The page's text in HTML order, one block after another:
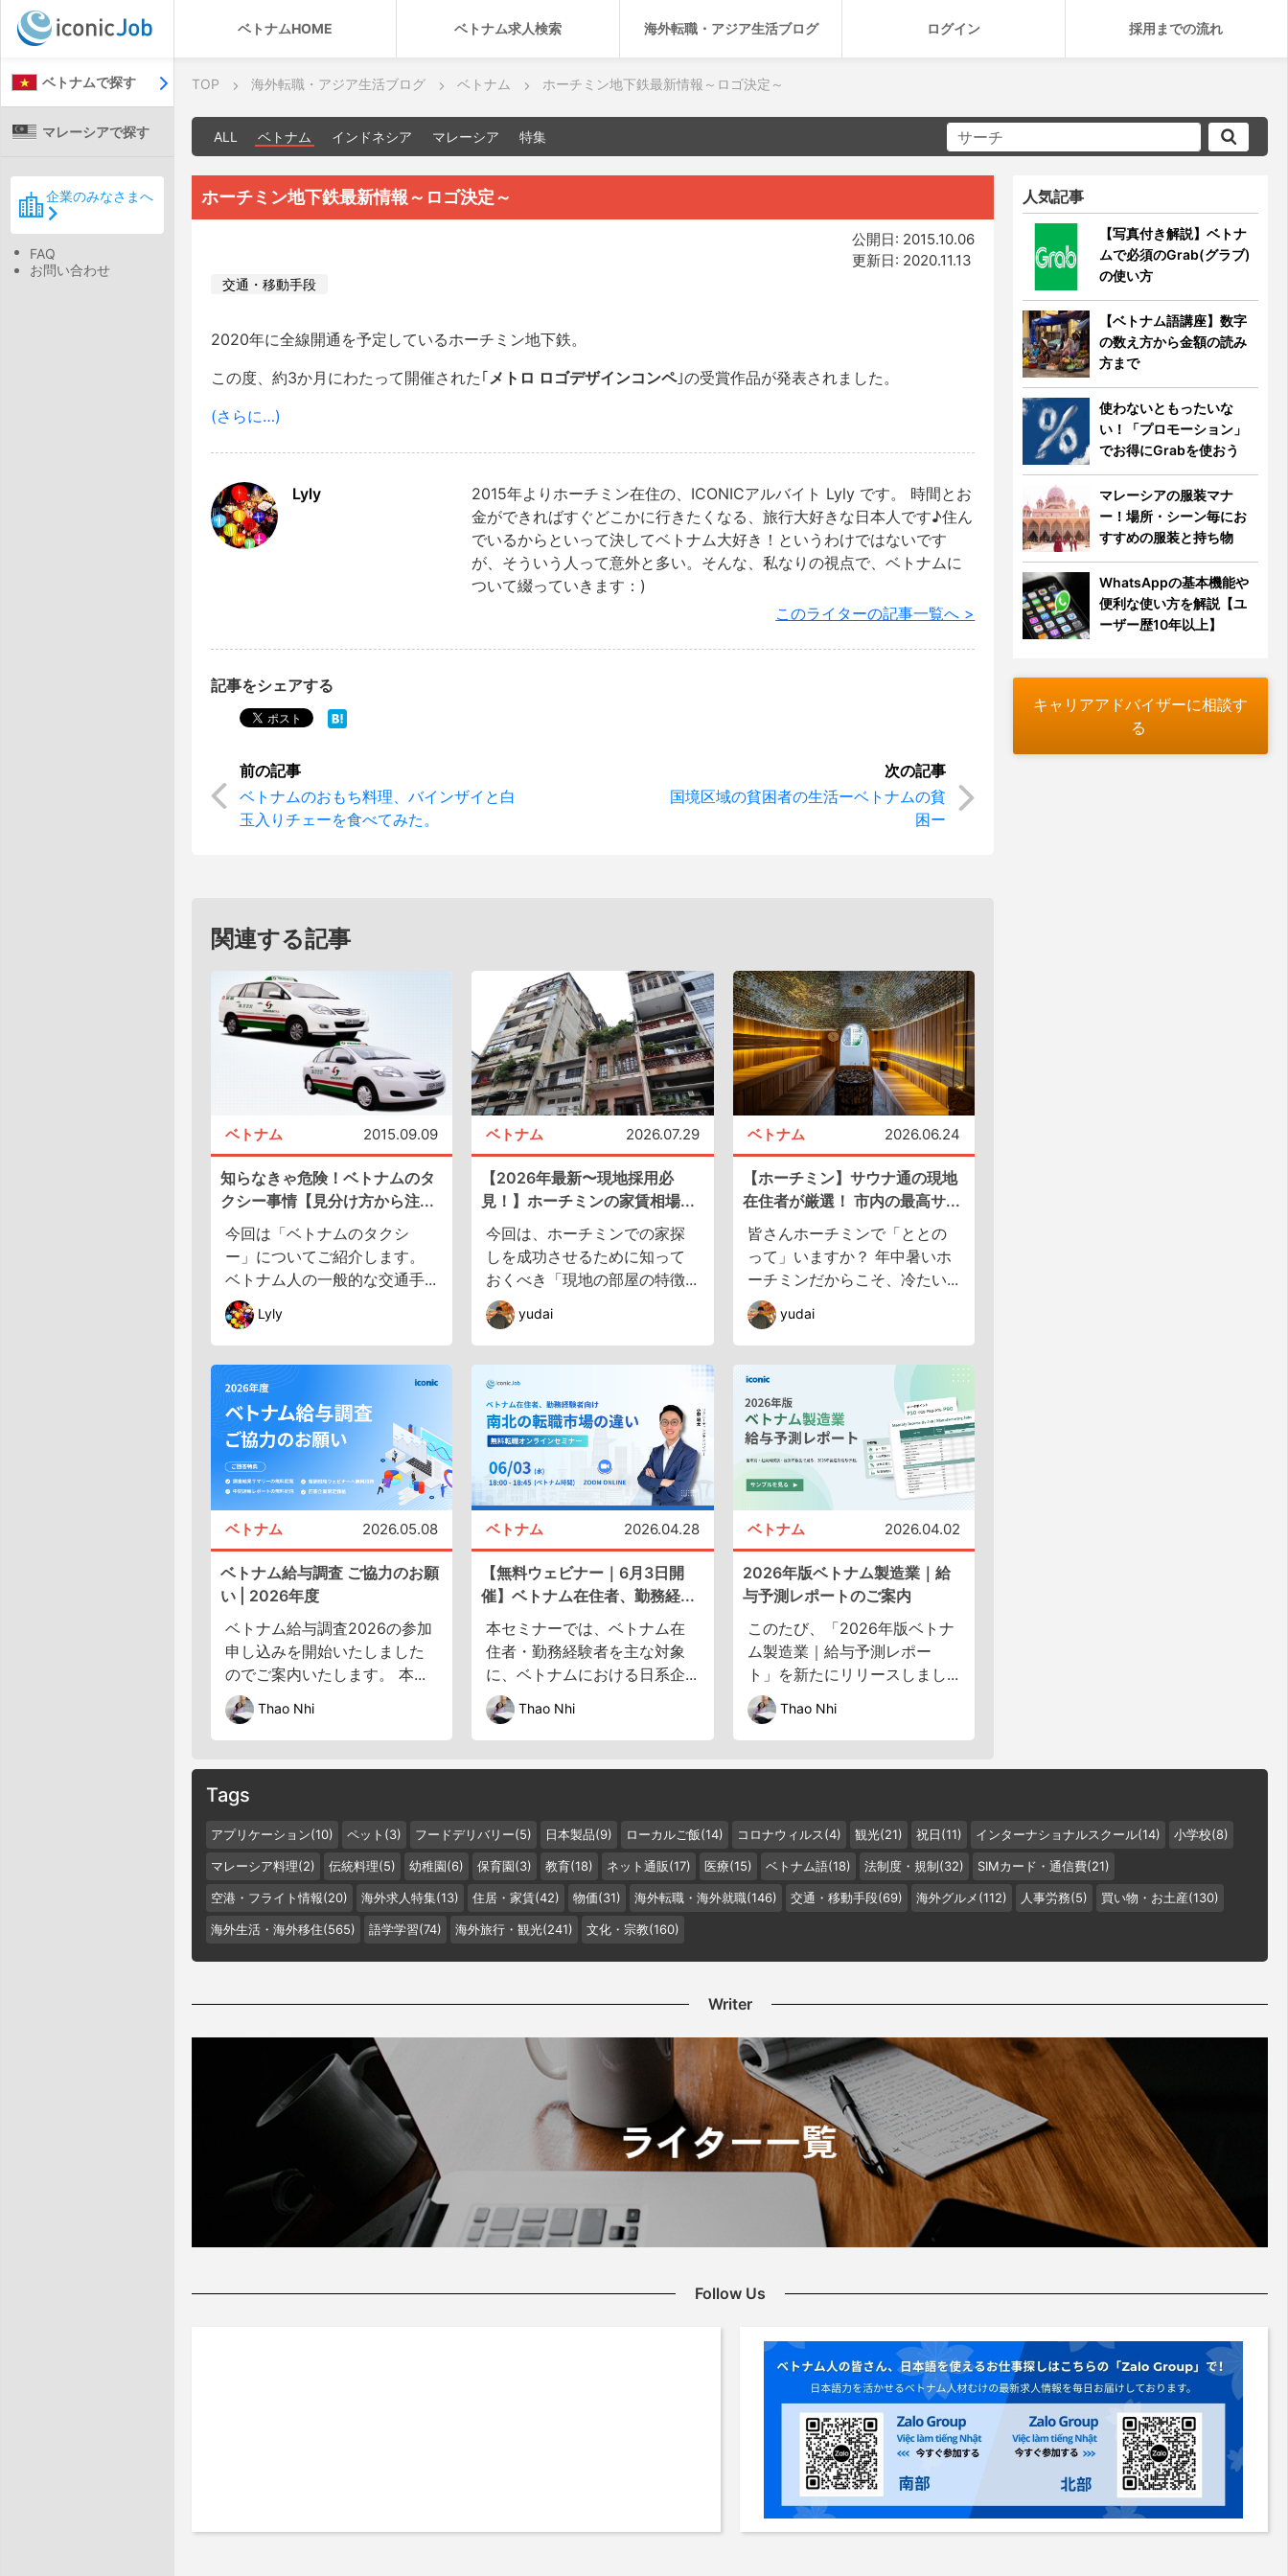
ベトナムHOME ベトナム求人検索 海外転職・アジア生活ブログ ログイン 採用までの流れ
ベトナムで探す
マレーシアで探す
企業のみなさまへ
FAQ
お問い合わせ
TOP 海外転職・アジア生活ブログ ベトナム ホーチミン地下鉄最新情報～ロゴ決定～
ALL ベトナム インドネシア マレーシア 特集
ホーチミン地下鉄最新情報～ロゴ決定～
公開日: 2015.10.06
更新日: 2020.11.13
交通・移動手段
2020年に全線開通を予定しているホーチミン地下鉄。
この度、約3か月にわたって開催された｢メトロ ロゴデザインコンペ｣の受賞作品が発表されました。
(さらに…)
Lyly
2015年よりホーチミン在住の、ICONICアルバイト Lyly です。 時間とお
金ができればすぐどこかに行きたくなる、旅行大好きな日本人です♪住ん
でいるからといって決してベトナム大好き！というわけではないです
が、そういう人って意外と多い。そんな、私なりの視点で、ベトナムに
ついて綴っていきます：)
このライターの記事一覧へ >
記事をシェアする
ベトナムのおもち料理、バインザイと白
玉入りチェーを食べてみた。
国境区域の貧困者の生活ーベトナムの貧
困ー
人気記事
【写真付き解説】ベトナ
ムで必須のGrab(グラブ)
の使い方
【ベトナム語講座】数字
の数え方から金額の読み
方まで
使わないともったいな
い！「プロモーション」
でお得にGrabを使おう
マレーシアの服装マナ
ー！場所・シーン毎にお
すすめの服装と持ち物
WhatsAppの基本機能や
便利な使い方を解説【ユ
ーザー歴10年以上】
キャリアアドバイザーに相談す
る
関連する記事
ベトナム 2015.09.09
知らなきゃ危険！ベトナムのタ
クシー事情【見分け方から注...
今回は「ベトナムのタクシ
ー」についてご紹介します。
ベトナム人の一般的な交通手...
Lyly
ベトナム 2026.07.29
【2026年最新〜現地採用必
見！】ホーチミンの家賃相場...
今回は、ホーチミンでの家探
しを成功させるために知って
おくべき「現地の部屋の特徴...
yudai
ベトナム 2026.06.24
【ホーチミン】サウナ通の現地
在住者が厳選！ 市内の最高サ...
皆さんホーチミンで「ととの
って」いますか？ 年中暑いホ
ーチミンだからこそ、冷たい...
yudai
ベトナム 2026.05.08
ベトナム給与調査 ご協力のお願
い | 2026年度
ベトナム給与調査2026の参加
申し込みを開始いたしました
のでご案内いたします。 本...
Thao Nhi
ベトナム 2026.04.28
【無料ウェビナー｜6月3日開
催】ベトナム在住者、勤務経...
本セミナーでは、ベトナム在
住者・勤務経験者を主な対象
に、ベトナムにおける日系企...
Thao Nhi
ベトナム 2026.04.02
2026年版ベトナム製造業｜給
与予測レポートのご案内
このたび、「2026年版ベトナ
ム製造業｜給与予測レポー
ト」を新たにリリースしまし...
Thao Nhi
Tags
アプリケーション(10) ペット(3) フードデリバリー(5) 日本製品(9) ローカルご飯(14) コロナウィルス(4) 観光(21) 祝日(11) インターナショナルスクール(14) 小学校(8)
マレーシア料理(2) 伝統料理(5) 幼稚園(6) 保育園(3) 教育(18) ネット通販(17) 医療(15) ベトナム語(18) 法制度・規制(32) SIMカード・通信費(21)
空港・フライト情報(20) 海外求人特集(13) 住居・家賃(42) 物価(31) 海外転職・海外就職(146) 交通・移動手段(69) 海外グルメ(112) 人事労務(5) 買い物・お土産(130)
海外生活・海外移住(565) 語学学習(74) 海外旅行・観光(241) 文化・宗教(160)
Writer
Follow Us